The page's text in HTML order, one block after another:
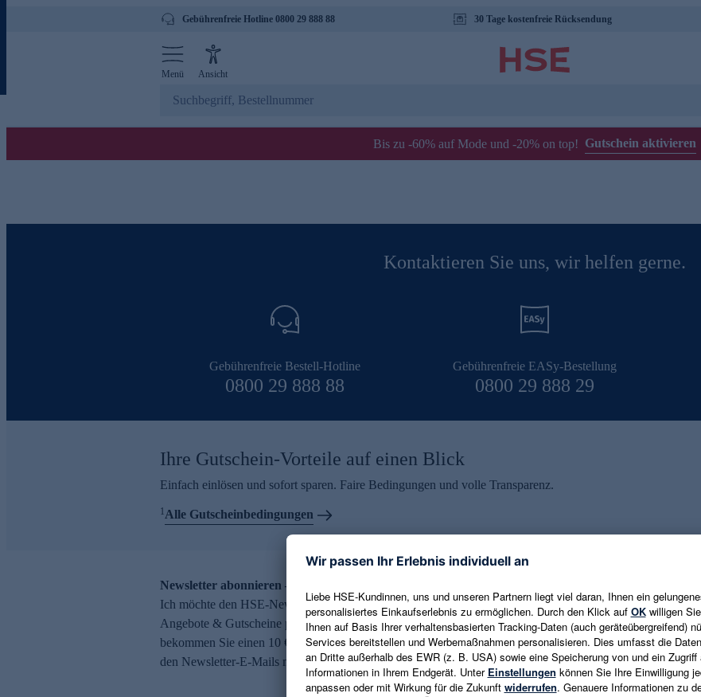
Gebührenfreie Hotline 0800 29 888 88 30 Tage kostenfreie Rücksendung
Menü Ansicht
Bis zu -60% auf Mode und -20% on top! Gutschein aktivieren
Kontaktieren Sie uns, wir helfen gerne.
Gebührenfreie Bestell-Hotline
0800 29 888 88
Gebührenfreie EASy-Bestellung
0800 29 888 29
Ihre Gutschein-Vorteile auf einen Blick
Einfach einlösen und sofort sparen. Faire Bedingungen und volle Transparenz.
1Alle Gutscheinbedingungen
Newsletter abonnieren – 10 € Gutschein erhalten
Ich möchte den HSE-Newsletter abonnieren und aktuelle Trends,
Angebote & Gutscheine per E-Mail erhalten. Als Dankeschön
bekommen Sie einen 10 € Gutschein. Eine Abmeldung ist jederzeit in
den Newsletter-E-Mails möglich.
E-Mail-Adresse eingeben
Es gelten die Datenschutzrichtlinien